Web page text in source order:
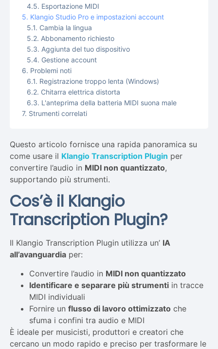
Esportazione MIDI
Klangio Studio Pro e impostazioni account
Cambia la lingua
Abbonamento richiesto
Aggiunta del tuo dispositivo
Gestione account
Problemi noti
Registrazione troppo lenta (Windows)
Chitarra elettrica distorta
L'anteprima della batteria MIDI suona male
Strumenti correlati
Questo articolo fornisce una rapida panoramica su
come usare il Klangio Transcription Plugin per
convertire l’audio in MIDI non quantizzato,
supportando più strumenti.
Cos’è il Klangio
Transcription Plugin?
Il Klangio Transcription Plugin utilizza un’ IA
all’avanguardia per:
Convertire l’audio in MIDI non quantizzato
Identificare e separare più strumenti in tracce
MIDI individuali
Fornire un flusso di lavoro ottimizzato che
sfuma i confini tra audio e MIDI
È ideale per musicisti, produttori e creatori che
cercano un modo rapido e preciso per trasformare le